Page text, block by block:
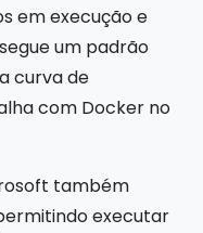
em execução e
um padrão
curva de
com Docker no
também
executar